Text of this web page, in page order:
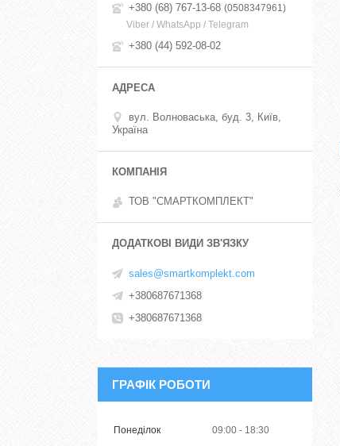
+380 (68) 767-13-68 0508347961
Viber / WhatsApp / Telegram
+380 (44) 592-08-02
вул. Волноваська, буд. 3, Київ,
Україна
ТОВ "СМАРТКОМПЛЕКТ"
sales@smartkomplekt.com
+380687671368
+380687671368
ГРАФІК РОБОТИ
Понеділок 09:00 18:30